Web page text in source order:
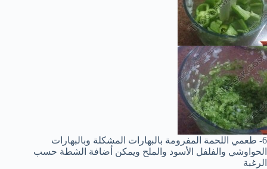
6- طعمي اللحمة المفرومة بالبهارات المشكلة وبالبهارات
الحواوشي والفلفل الأسود والملح ويمكن أضافة الشطة حسب
الرغبة